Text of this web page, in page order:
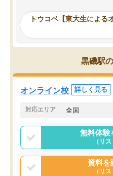
ーティングを行い、その講師
見てから講師を決定する事が
す。
うちの子は、初回面談の講師
オンラインツールを使用した
共有があり宿題もそちらで出
でした。
言う事で講師変更の申し出が
まりに短期での変更だった為
う事にして退会しました。遅
戻せ、授業内容や講師の方は
と思います。
トウコベ【東大生による
黒磯駅
オンライン校 詳しく見る
対応エリア 全国
無料体験
（リ
資料を
（リ